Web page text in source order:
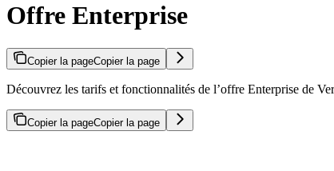
Offre Enterprise
Copier la pageCopier la page
Découvrez les tarifs et fonctionnalités de l’offre Enterprise de
Copier la pageCopier la page